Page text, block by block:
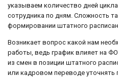
указываем количество дней
сотрудника по дням. Сложность
формировании штатного
Возникает вопрос какой нам
работы, ведь график влияет на
из смен в позиции штатного
или кадровом переводе уточнять